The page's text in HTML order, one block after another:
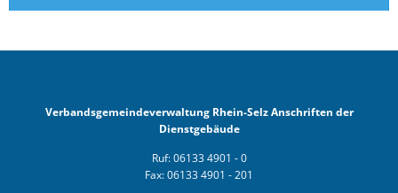
Verbandsgemeindeverwaltung Rhein-Selz Anschriften der
Dienstgebäude
Ruf: 06133 4901 - 0
Fax: 06133 4901 - 201